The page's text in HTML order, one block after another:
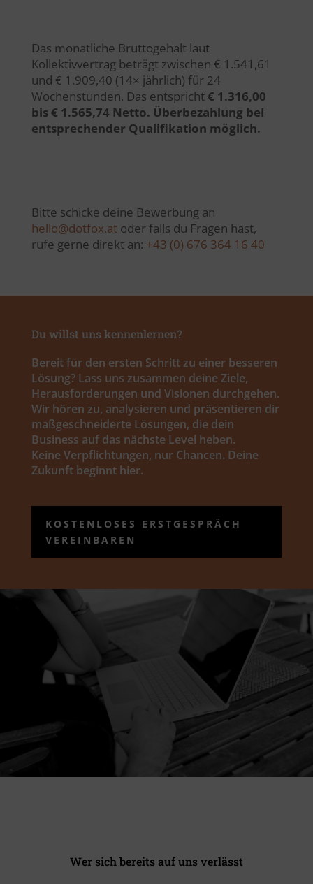
Das monatliche Bruttogehalt laut
Kollektivvertrag beträgt zwischen € 1.541,61
und € 1.909,40 (14× jährlich) für 24
Wochenstunden. Das entspricht € 1.316,00
bis € 1.565,74 Netto. Überbezahlung bei
entsprechender Qualifikation möglich.
Bitte schicke deine Bewerbung an
hello@dotfox.atoder falls du Fragen hast,
rufe gerne direkt an: +43 (0) 676 364 16 40
Du willst uns kennenlernen?
Bereit für den ersten Schritt zu einer besseren
Lösung? Lass uns zusammen deine Ziele,
Herausforderungen und Visionen durchgehen.
Wir hören zu, analysieren und präsentieren dir
maßgeschneiderte Lösungen, die dein
Business auf das nächste Level heben.
Keine Verpflichtungen, nur Chancen. Deine
Zukunft beginnt hier.
KOSTENLOSES ERSTGESPRÄCH
VEREINBAREN
Wer sich bereits auf uns verlässt